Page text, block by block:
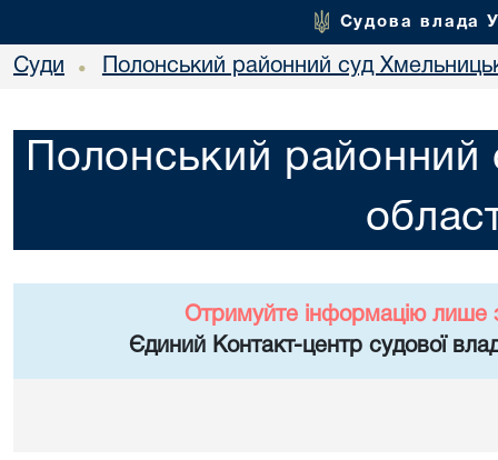
Судова влада
Суди • Полонський районний суд
Полонський районний
Отримуйте інформацію лише
Єдиний Контакт-центр судової